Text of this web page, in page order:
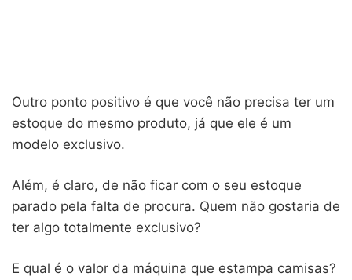
Outro ponto positivo é que você não precisa ter um
estoque do mesmo produto, já que ele é um
modelo exclusivo.
Além, é claro, de não ficar com o seu estoque
parado pela falta de procura. Quem não gostaria de
ter algo totalmente exclusivo?
E qual é o valor da máquina que estampa camisas?